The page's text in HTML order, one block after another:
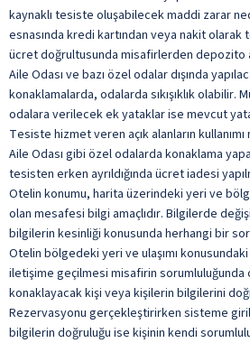
kaynaklı tesiste oluşabilecek maddi zarar
esnasında kredi kartından veya nakit olarak
ücret doğrultusunda misafirlerden depozito
Aile Odası ve bazı özel odalar dışında
konaklamalarda, odalarda sıkışıklık olabilir.
odalara verilecek ek yataklar ise mevcut
Tesiste hizmet veren açık alanların kullanımı
Aile Odası gibi özel odalarda konaklama
tesisten erken ayrıldığında ücret iadesi
Otelin konumu, harita üzerindeki yeri ve
olan mesafesi bilgi amaçlıdır. Bilgilerde
bilgilerin kesinliği konusunda herhangi bir
Otelin bölgedeki yeri ve ulaşımı
iletişime geçilmesi misafirin
konaklayacak kişi veya kişilerin bilgilerini
Rezervasyonu gerçekleştirirken sisteme
bilgilerin doğruluğu ise kişinin kendi